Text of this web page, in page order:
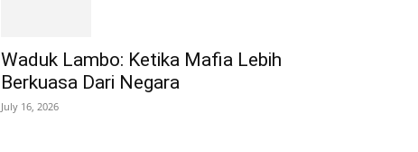
Waduk Lambo: Ketika Mafia Lebih
Berkuasa Dari Negara
July 16, 2026